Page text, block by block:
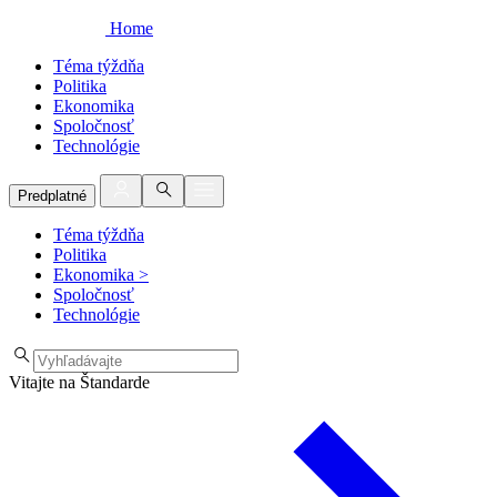
Home
Téma týždňa
Politika
Ekonomika
Spoločnosť
Technológie
Predplatné
Téma týždňa
Politika
Ekonomika >
Spoločnosť
Technológie
Vitajte na Štandarde